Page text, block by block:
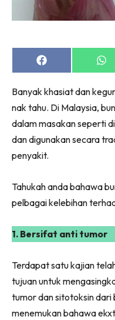
Make Over
Bilik Air
Ruang Makan
Ruang Tamu
Menarik Lagi
Casa Impiana
Impiana
Hotel
Kafe
High Rise
Buat Sendiri
Share
on
on
Banyak khasiat dan
nak tahu. Di Malaysia,
dalam masakan seperti
dan digunakan secara
penyakit.
Tahukah anda bahawa
pelbagai kelebihan
1. Bersifat anti tumor
Terdapat satu kajian
tujuan untuk
tumor dan sitotoksin dari
menemukan bahawa